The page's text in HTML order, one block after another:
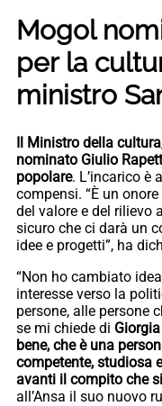
Mogol
per la
ministro
Il Ministro della
nominato Giulio
popolare. L’incarico è
compensi. “È un
del valore e del rilievo
sicuro che ci darà un
idee e progetti”, ha
“Non ho cambiato
interesse verso la
persone, alle persone
se mi chiede di
bene, che è una
competente, studiosa
avanti il compito che
all’Ansa il suo nuovo